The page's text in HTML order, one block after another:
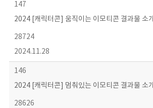
147
2024 [캐릭터콘] 움직이는 이모티콘 결과물 소개
28724
2024.11.28
146
2024 [캐릭터콘] 멈춰있는 이모티콘 결과물 소개
28626